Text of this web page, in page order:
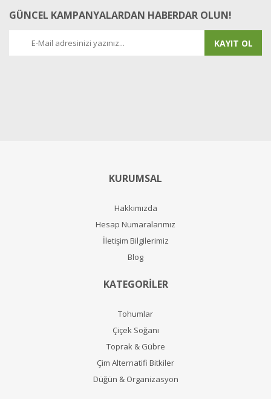
GÜNCEL KAMPANYALARDAN HABERDAR OLUN!
KAYIT OL
KURUMSAL
Hakkımızda
Hesap Numaralarımız
İletişim Bilgilerimiz
Blog
KATEGORİLER
Tohumlar
Çiçek Soğanı
Toprak & Gübre
Çim Alternatifi Bitkiler
Düğün & Organizasyon